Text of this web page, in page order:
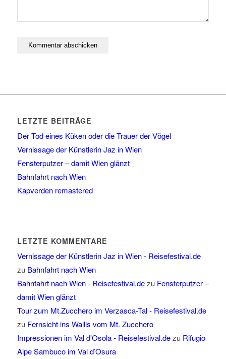
LETZTE BEITRÄGE
Der Tod eines Küken oder die Trauer der Vögel
Vernissage der Künstlerin Jaz in Wien
Fensterputzer – damit Wien glänzt
Bahnfahrt nach Wien
Kapverden remastered
LETZTE KOMMENTARE
Vernissage der Künstlerin Jaz in Wien - Reisefestival.de
zu Bahnfahrt nach Wien
Bahnfahrt nach Wien - Reisefestival.dezu Fensterputzer –
damit Wien glänzt
Tour zum Mt.Zucchero im Verzasca-Tal - Reisefestival.de
zu Fernsicht ins Wallis vom Mt. Zucchero
Impressionen im Val d'Osola - Reisefestival.dezu Rifugio
Alpe Sambuco im Val d’Osura